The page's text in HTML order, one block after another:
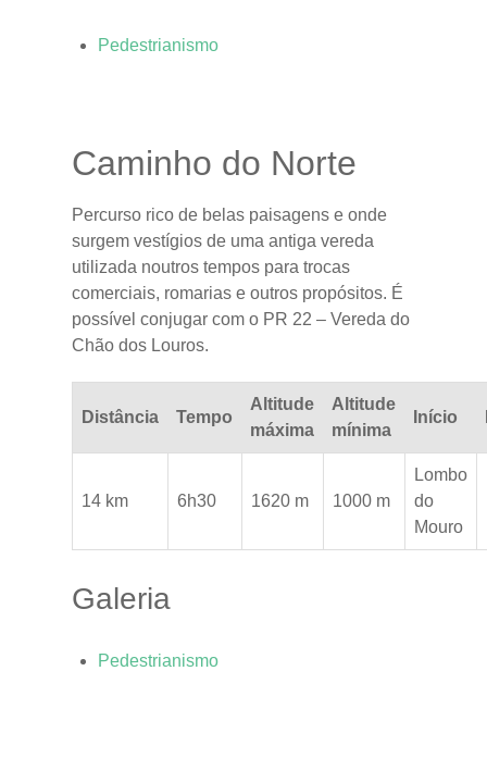
Pedestrianismo
Caminho do Norte
Percurso rico de belas paisagens e onde
surgem vestígios de uma antiga vereda
utilizada noutros tempos para trocas
comerciais, romarias e outros propósitos. É
possível conjugar com o PR 22 – Vereda do
Chão dos Louros.
Distância Tempo
Altitude
máxima
Altitude
mínima
Início
14 km 6h30 1620 m 1000 m
Lombo
do
Mouro
Galeria
Pedestrianismo